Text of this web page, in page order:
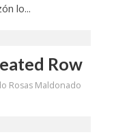
lo...
Row
Rosas Maldonado